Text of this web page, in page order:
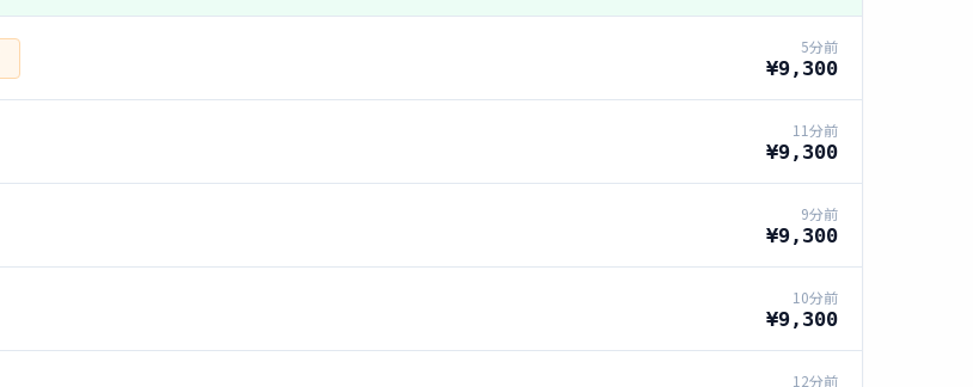
5分前
¥9,300
11分前
¥9,300
9分前
¥9,300
10分前
¥9,300
12分前